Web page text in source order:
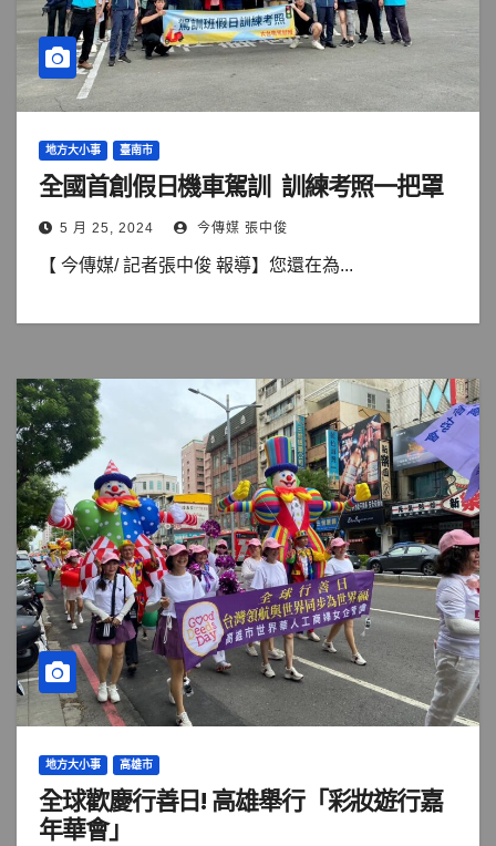
地方大小事 臺南市
全國首創假日機車駕訓 訓練考照一把罩
5 月 25, 2024 今傳媒 張中俊
【 今傳媒/ 記者張中俊 報導】您還在為...
地方大小事 高雄市
全球歡慶行善日! 高雄舉行「彩妝遊行嘉
年華會」